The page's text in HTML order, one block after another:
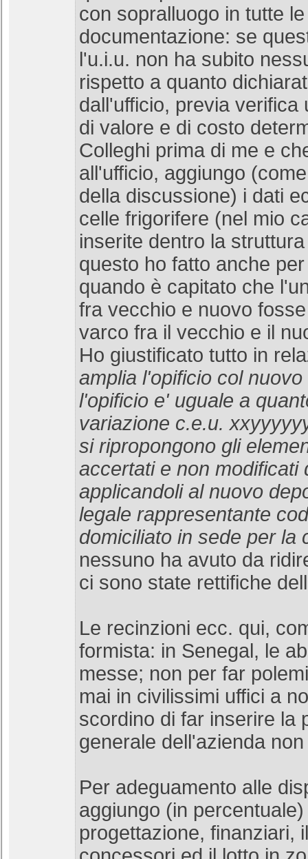
con sopralluogo in tutte
documentazione: se
l'u.i.u. non ha subito
rispetto a quanto
dall'ufficio, previa verifica
di valore e di costo
Colleghi prima di me e
all'ufficio, aggiungo
della discussione) i dati
celle frigorifere (nel mio
inserite dentro la
questo ho fatto anche
quando è capitato che
fra vecchio e nuovo
varco fra il vecchio e il
Ho giustificato tutto in
amplia l'opificio col
l'opificio e' uguale a
variazione c.e.u.
si ripropongono gli
accertati e non modificati
applicandoli al nuovo
legale rappresentante
domiciliato in sede per la
nessuno ha avuto da
ci sono state rettifiche
Le recinzioni ecc. qui,
formista: in Senegal, le
messe; non per far
mai in civilissimi uffici a
scordino di far inserire la
generale dell'azienda
Per adeguamento alle
aggiungo (in
progettazione, finanziari,